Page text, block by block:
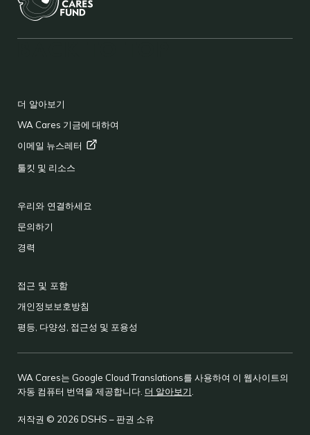
더 알아보기
WA Cares 기금에 대하여
이메일 뉴스레터
툴킷 및 리소스
우리와 연결하세요
문의하기
경력
접근 및 포함
개인정보보호방침
평등, 다양성, 접근성 및 포용성
WA Cares는 Google Cloud Translations를 사용하여 이 웹사이트의
자동 컴퓨터 번역을 제공합니다. 더 알아보기.
저작권 © 2026 DSHS – 판권 소유
길